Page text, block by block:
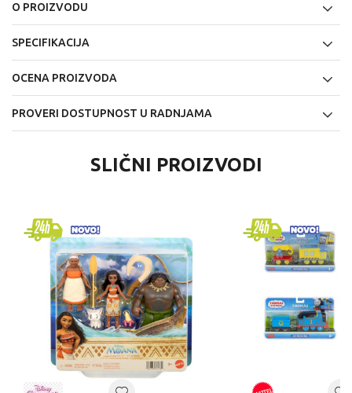
O PROIZVODU
SPECIFIKACIJA
OCENA PROIZVODA
PROVERI DOSTUPNOST U RADNJAMA
SLIČNI PROIZVODI